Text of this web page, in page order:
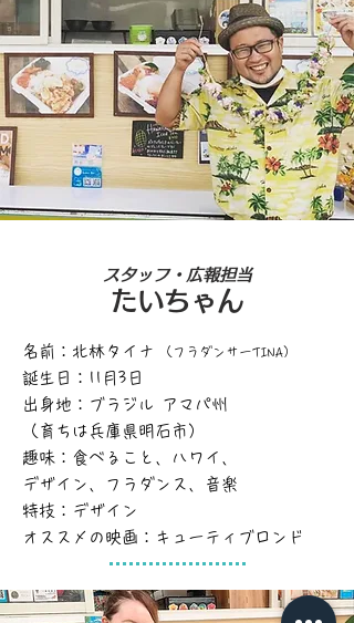
スタッフ・広報担当
たいちゃん
名前：北林タイナ （フラダンサーTINA）
誕生日：11月3日
出身地：ブラジル アマパ州
（育ちは兵庫県明石市）
趣味：食べること、ハワイ、
デザイン、フラダンス、音楽
特技：デザイン
​オススメの映画： キューティブロンド